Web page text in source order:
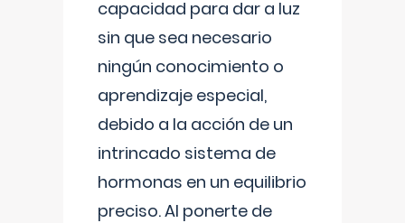
capacidad para dar a luz
sin que sea necesario
ningún conocimiento o
aprendizaje especial,
debido a la acción de un
intrincado sistema de
hormonas en un equilibrio
preciso. Al ponerte de